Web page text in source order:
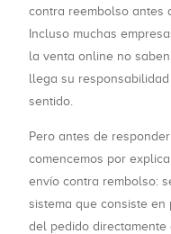
contra reembolso antes
Incluso muchas
la venta online no
llega su
sentido.
Pero antes de
comencemos por
envío contra rembolso:
sistema que consiste en
del pedido directamente